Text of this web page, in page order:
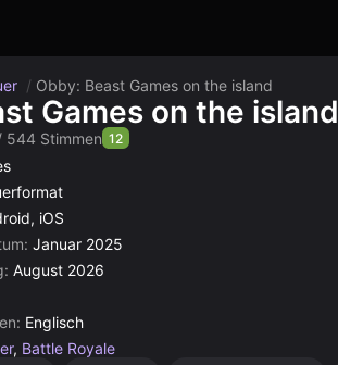
/ Obby: Beast Games on the island
Games on the island
544 Stimmen 12
iOS
Januar 2025
August 2026
Englisch
, Battle Royale